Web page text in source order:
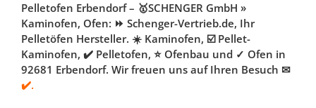
Pelletofen Erbendorf – 🥇SCHENGER GmbH »
Kaminofen, Ofen: ⏩ Schenger-Vertrieb.de, Ihr
Pelletöfen Hersteller. ☀️ Kaminofen, ☑️ Pellet-
Kaminofen, ✔️ Pelletofen, ⭐ Ofenbau und ✓ Ofen in
92681 Erbendorf. Wir freuen uns auf Ihren Besuch ✉
✔️.